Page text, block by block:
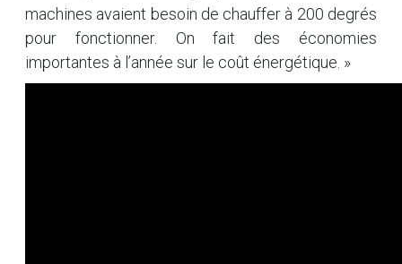
machines avaient besoin de chauffer à 200 degrés
pour fonctionner. On fait des économies
importantes à l’année sur le coût énergétique. »